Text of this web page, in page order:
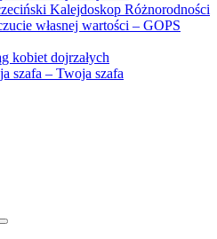
Kalejdoskop Różnorodności
własnej wartości – GOPS
kobiet dojrzałych
szafa – Twoja szafa
Szukaj